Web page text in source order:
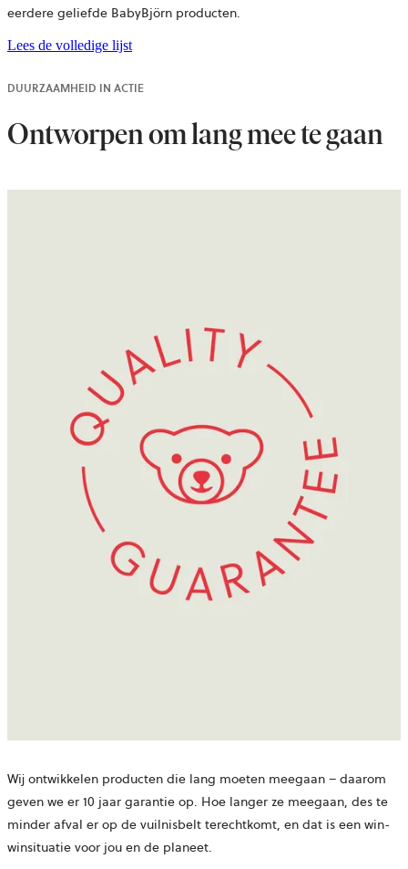
eerdere geliefde BabyBjörn producten.
Lees de volledige lijst
DUURZAAMHEID IN ACTIE
Ontworpen om lang mee te gaan
Wij ontwikkelen producten die lang moeten meegaan – daarom
geven we er 10 jaar garantie op. Hoe langer ze meegaan, des te
minder afval er op de vuilnisbelt terechtkomt, en dat is een win-
winsituatie voor jou en de planeet.